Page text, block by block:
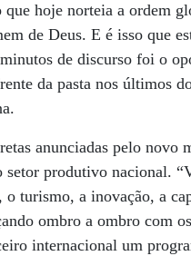
hoje norteia a ordem
de Deus. E é isso que
de discurso foi o
da pasta nos últimos
anunciadas pelo
produtivo nacional.
turismo, a inovação, a
ombro a ombro com
internacional um